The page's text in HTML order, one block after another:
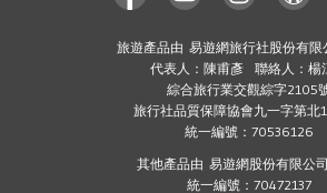
旅遊產品由 易遊網旅行社股份有
代表人：陳甫彥 聯絡人：楊
綜合旅行業交觀綜字2105
旅行社品質保障協會九一字第北
統一編號：70536126
其他產品由 易遊網股份有限公
統一編號：70472137